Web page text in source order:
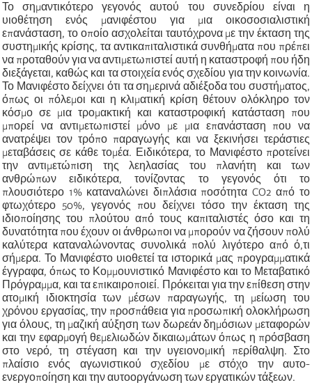
Το σημαντικότερο γεγονός αυτού του συνεδρίου είναι η
υιοθέτηση ενός μανιφέστου για μια οικοσοσιαλιστική
επανάσταση, το οποίο ασχολείται ταυτόχρονα με την έκταση της
συστημικής κρίσης, τα αντικαπιταλιστικά συνθήματα που πρέπει
να προταθούν για να αντιμετωπιστεί αυτή η καταστροφή που ήδη
διεξάγεται, καθώς και τα στοιχεία ενός σχεδίου για την κοινωνία.
Το Μανιφέστο δείχνει ότι τα σημερινά αδιέξοδα του συστήματος,
όπως οι πόλεμοι και η κλιματική κρίση θέτουν ολόκληρο τον
κόσμο σε μια τρομακτική και καταστροφική κατάσταση που
μπορεί να αντιμετωπιστεί μόνο με μια επανάσταση που να
ανατρέψει τον τρόπο παραγωγής και να ξεκινήσει τεράστιες
μεταβάσεις σε κάθε τομέα. Ειδικότερα, το Μανιφέστο προτείνει
την αντιμετώπιση της λεηλασίας του πλανήτη και των
ανθρώπων ειδικότερα, τονίζοντας το γεγονός ότι το
πλουσιότερο 1% καταναλώνει διπλάσια ποσότητα CO2 από το
φτωχότερο 50%, γεγονός που δείχνει τόσο την έκταση της
ιδιοποίησης του πλούτου από τους καπιταλιστές όσο και τη
δυνατότητα που έχουν οι άνθρωποι να μπορούν να ζήσουν πολύ
καλύτερα καταναλώνοντας συνολικά πολύ λιγότερο από ό,τι
σήμερα. Το Μανιφέστο υιοθετεί τα ιστορικά μας προγραμματικά
έγγραφα, όπως το Κομμουνιστικό Μανιφέστο και το Μεταβατικό
Πρόγραμμα, και τα επικαιροποιεί. Πρόκειται για την επίθεση στην
ατομική ιδιοκτησία των μέσων παραγωγής, τη μείωση του
χρόνου εργασίας, την προσπάθεια για προσωπική ολοκλήρωση
για όλους, τη μαζική αύξηση των δωρεάν δημόσιων μεταφορών
και την εφαρμογή θεμελιωδών δικαιωμάτων όπως η πρόσβαση
στο νερό, τη στέγαση και την υγειονομική περίθαλψη. Στο
πλαίσιο ενός αγωνιστικού σχεδίου με στόχο την αυτο-
ενεργοποίηση και την αυτοοργάνωση των εργατικών τάξεων.